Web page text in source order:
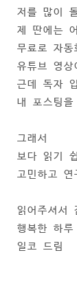
저를 많이
제 딴에는
무료로 자동
유튜브 영상
근데 독자
내 포스팅
그래서
보다 읽기
고민하고 연
읽어주셔서
행복한 하
일코 드림